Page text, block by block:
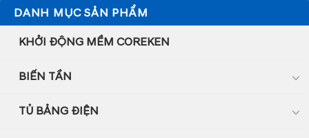
DANH MỤC SẢN PHẨM
KHỞI ĐỘNG MỀM COREKEN
BIẾN TẦN
TỦ BẢNG ĐIỆN